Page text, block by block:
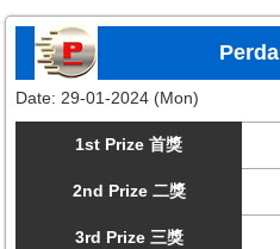
Date: 29-01-2024 (Mon)
1st Prize 首獎
2nd Prize 二獎
3rd Prize 三獎